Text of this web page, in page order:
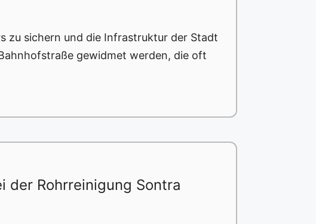
zu sichern und die Infrastruktur der Stadt
gewidmet werden, die oft
der Rohrreinigung Sontra